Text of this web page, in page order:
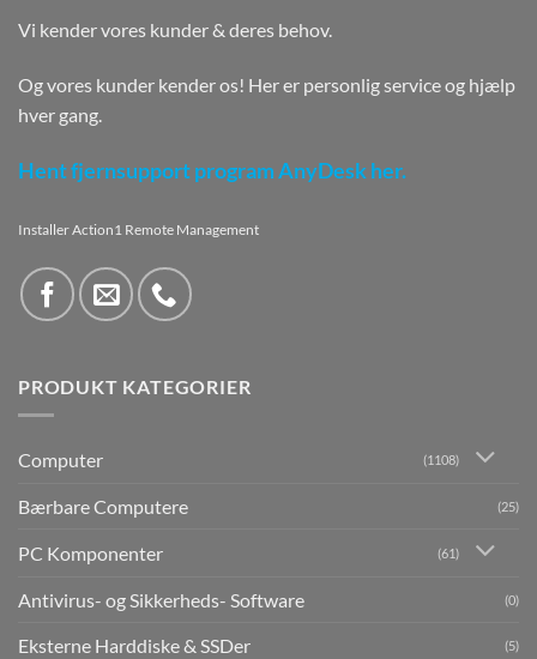
Vi kender vores kunder & deres behov.
Og vores kunder kender os! Her er personlig service og hjælp
hver gang.
Hent fjernsupport program AnyDesk her.
Installer Action1 Remote Management
PRODUKT KATEGORIER
Computer (1108)
Bærbare Computere (25)
PC Komponenter (61)
Antivirus- og Sikkerheds- Software (0)
Eksterne Harddiske & SSDer (5)